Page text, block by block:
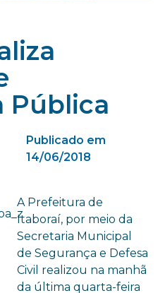
Pública
Publicado em
14/06/2018
A Prefeitura de
Itaboraí, por meio da
Secretaria Municipal
de Segurança e Defesa
Civil realizou na manhã
da última quarta-feira